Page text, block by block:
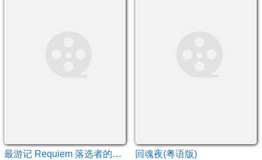
最游记 Requiem 落选者的镇魂歌 回魂夜(粤语版)